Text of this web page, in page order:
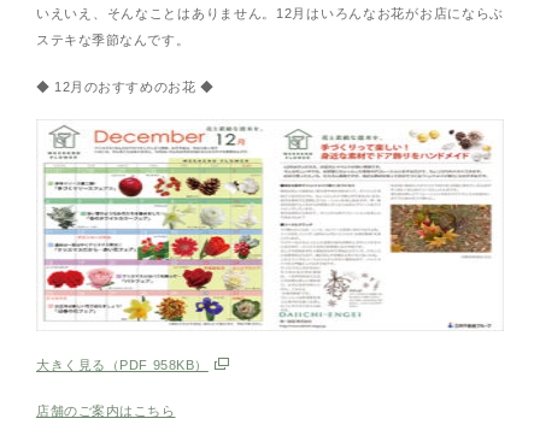
いえいえ、そんなことはありません。12月はいろんなお花がお店にならぶ
ステキな季節なんです。
◆ 12月のおすすめのお花 ◆
大きく見る（PDF 958KB）
店舗のご案内はこちら